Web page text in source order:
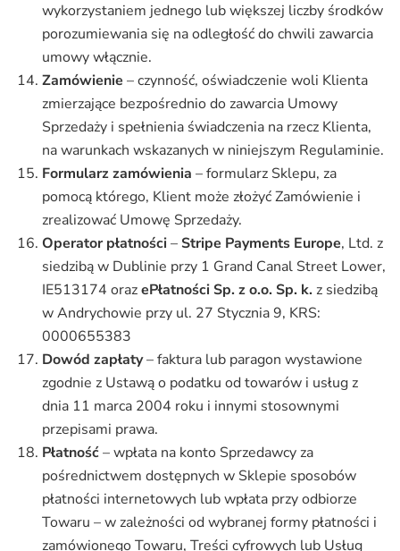
wykorzystaniem jednego lub większej liczby środków
porozumiewania się na odległość do chwili zawarcia
umowy włącznie.
Zamówienie – czynność, oświadczenie woli Klienta
zmierzające bezpośrednio do zawarcia Umowy
Sprzedaży i spełnienia świadczenia na rzecz Klienta,
na warunkach wskazanych w niniejszym Regulaminie.
Formularz zamówienia – formularz Sklepu, za
pomocą którego, Klient może złożyć Zamówienie i
zrealizować Umowę Sprzedaży.
Operator płatności– Stripe Payments Europe, Ltd. z
siedzibą w Dublinie przy 1 Grand Canal Street Lower,
IE513174 orazePłatności Sp. z o.o. Sp. k. z siedzibą
w Andrychowie przy ul. 27 Stycznia 9, KRS:
0000655383
Dowód zapłaty– faktura lub paragon wystawione
zgodnie z Ustawą o podatku od towarów i usług z
dnia 11 marca 2004 roku i innymi stosownymi
przepisami prawa.
Płatność– wpłata na konto Sprzedawcy za
pośrednictwem dostępnych w Sklepie sposobów
płatności internetowych lub wpłata przy odbiorze
Towaru – w zależności od wybranej formy płatności i
zamówionego Towaru, Treści cyfrowych lub Usług